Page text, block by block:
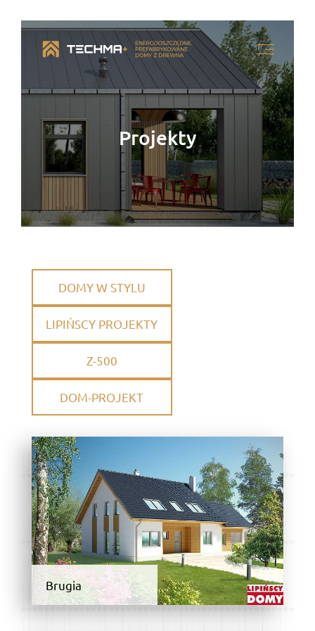
Projekty
DOMY W STYLU
LIPIŃSCY PROJEKTY
Z-500
DOM-PROJEKT
Brugia